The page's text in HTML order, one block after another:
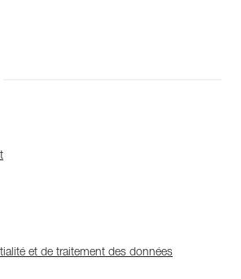
et de traitement des données